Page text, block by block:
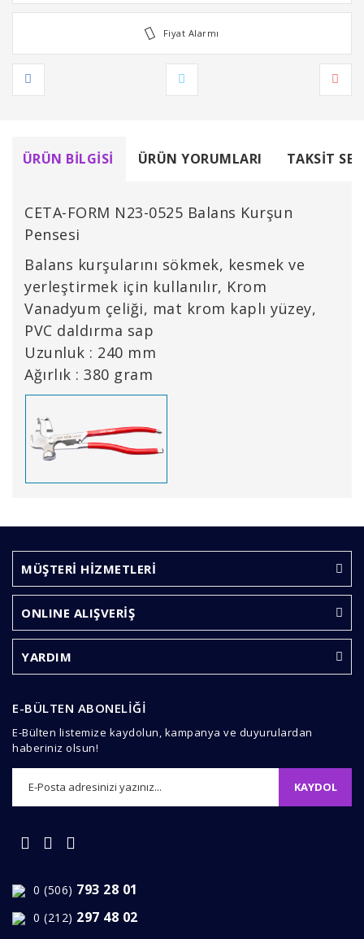
Fiyat Alarmı
ÜRÜN BILGISI ÜRÜN YORUMLARI TAKSIT
CETA-FORM N23-0525 Balans Kurşun
Pensesi
Balans kurşularını sökmek, kesmek ve
yerleştirmek için kullanılır, Krom
Vanadyum çeliği, mat krom kaplı yüzey,
PVC daldırma sap
Uzunluk : 240 mm
Ağırlık : 380 gram
Yorum Yaz
formunu kullanarak tarafımıza iletebilirsiniz.
Görüş ve önerileriniz için teşekkür ederiz.
Ürün resmi kalitesiz, bozuk veya görüntülenemiyor.
Ürün açıklamasında eksik bilgiler bulunuyor.
Ürün fiyatı diğer sitelerden daha pahalı.
Gönder
MÜŞTERİ HİZMETLERİ
ONLINE ALIŞVERİŞ
YARDIM
E-BÜLTEN ABONELİĞİ
E-Bülten listemize kaydolun, kampanya ve duyurulardan
haberiniz olsun!
KAYDOL
0 (506) 793 28 01
0 (212) 297 48 02